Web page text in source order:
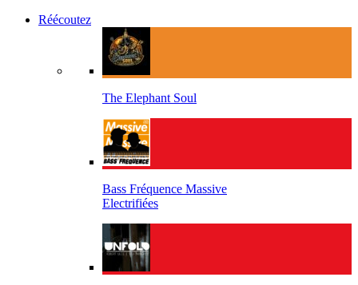
Réécoutez
The Elephant Soul
Bass Fréquence Massive
Electrifiées